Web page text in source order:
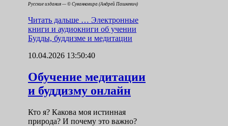
Русские издания — © Суваннавира (Андрей Пашкевич)
Читать дальше … Электронные
книги и аудиокниги об учении
Будды, буддизме и медитации
10.04.2026 13:50:40
Обучение медитации
и буддизму онлайн
Кто я? Какова моя истинная
природа? И почему это важно?